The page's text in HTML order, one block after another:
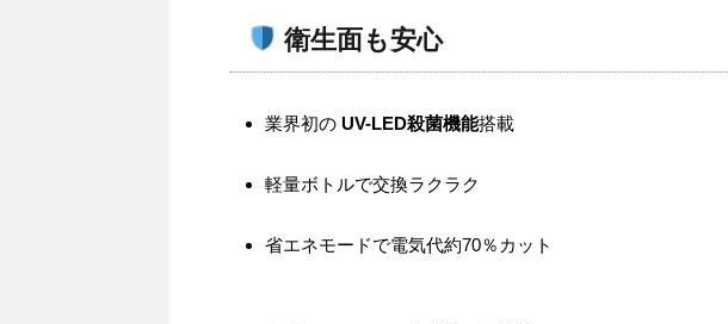
衛生面も安心
業界初の UV-LED殺菌機能搭載
軽量ボトルで交換ラクラク
省エネモードで電気代約70％カット